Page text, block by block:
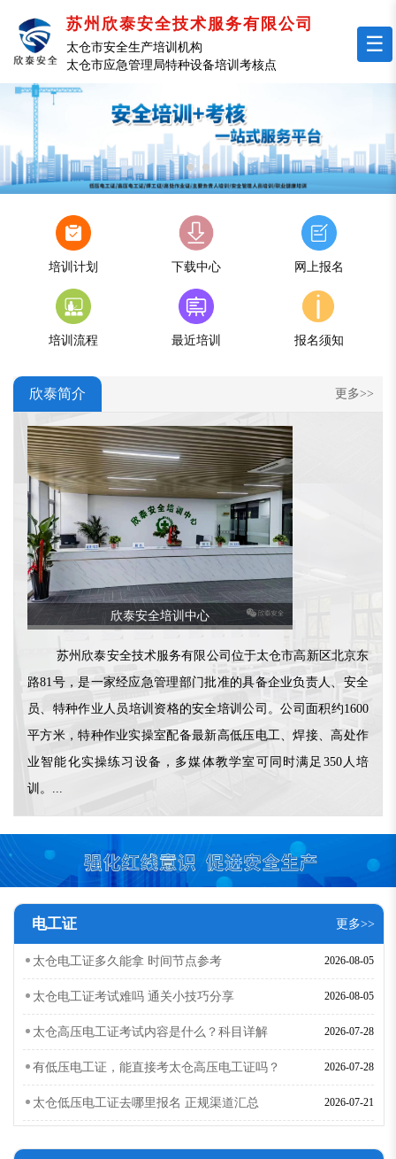
☰
苏州欣泰安全技术服务有限公司
太仓市安全生产培训机构
太仓市应急管理局特种设备培训考核点
培训计划 下载中心 网上报名
培训流程 最近培训 报名须知
欣泰简介 更多>>
欣泰安全培训中心
苏州欣泰安全技术服务有限公司位于太仓市高新区北京东
路81号，是一家经应急管理部门批准的具备企业负责人、安全
员、特种作业人员培训资格的安全培训公司。公司面积约1600
平方米，特种作业实操室配备最新高低压电工、焊接、高处作
业智能化实操练习设备，多媒体教学室可同时满足350人培
训。...
电工证 更多>>
太仓电工证多久能拿 时间节点参考 2026-08-05
太仓电工证考试难吗 通关小技巧分享 2026-08-05
太仓高压电工证考试内容是什么？科目详解 2026-07-28
有低压电工证，能直接考太仓高压电工证吗？ 2026-07-28
太仓低压电工证去哪里报名 正规渠道汇总 2026-07-21